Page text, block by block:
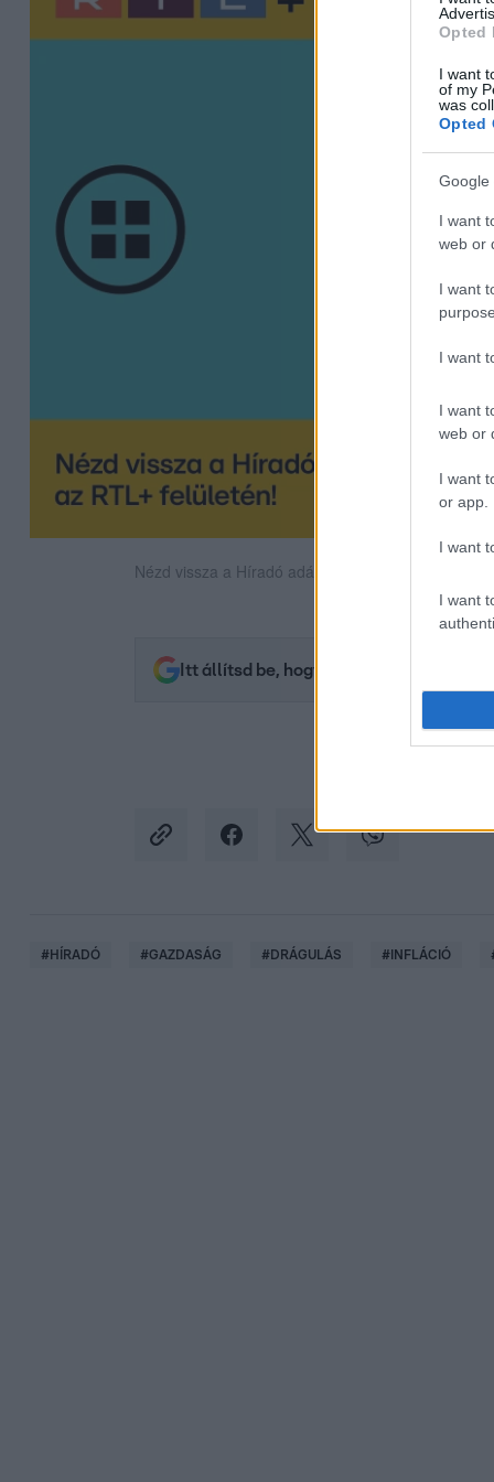
Opted
I want
of my
was
Opted
Google
I want
web or
I want
I want
I want
web or
I want
or app.
I want
I want
Nézd vissza a Híradó adásait az RTL+ felületén!
Itt állítsd be, hogy az RTL.hu az elsők
#HÍRADÓ #GAZDASÁG #DRÁGULÁS # INFLÁCIÓ